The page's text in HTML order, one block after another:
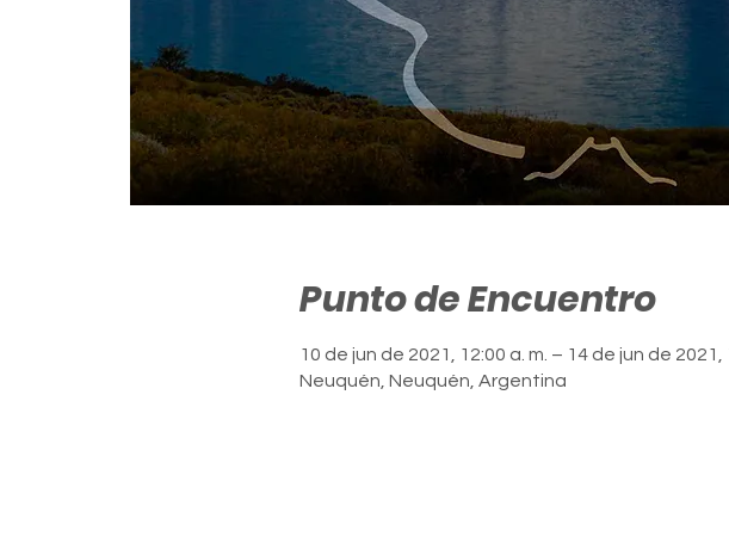
Punto de Encuentro
10 de jun de 2021, 12:00 a. m. – 14 de jun de 2021,
Neuquén, Neuquén, Argentina